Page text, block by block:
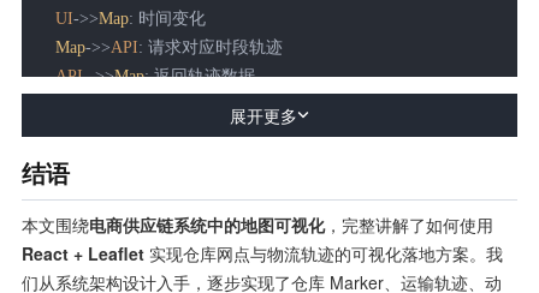
UI->>Map: 时间变化
Map->>API: 请求对应时段轨迹
API-->>Map: 返回轨迹数据
展开更多
结语
本文围绕电商供应链系统中的地图可视化，完整讲解了如何使用
React + Leaflet 实现仓库网点与物流轨迹的可视化落地方案。我
们从系统架构设计入手，逐步实现了仓库 Marker、运输轨迹、动